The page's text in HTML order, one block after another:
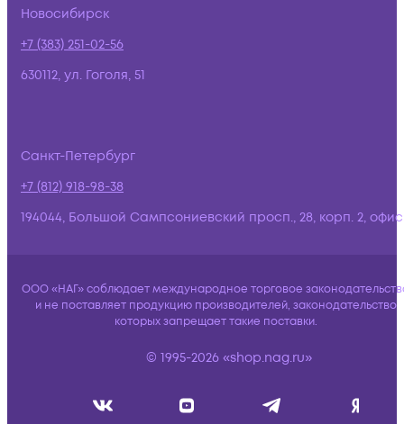
Новосибирск
+7 (383) 251-02-56
630112, ул. Гоголя, 51
Санкт-Петербург
+7 (812) 918-98-38
194044, Большой Сампсониевский просп., 28, корп. 2,
ООО «НАГ» соблюдает международное торговое
и не поставляет продукцию производителей, законодательство
которых запрещает такие поставки.
© 1995-2026 «shop.nag.ru»